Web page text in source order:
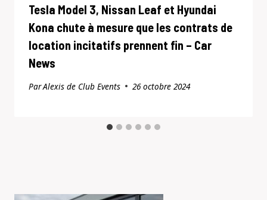
Tesla Model 3, Nissan Leaf et Hyundai
Kona chute à mesure que les contrats de
location incitatifs prennent fin – Car
News
ParAlexis de Club Events 26 octobre 2024